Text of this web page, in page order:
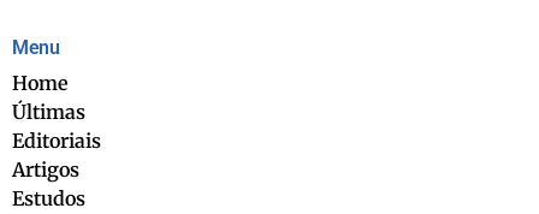
Menu
Home
Últimas
Editoriais
Artigos
Estudos